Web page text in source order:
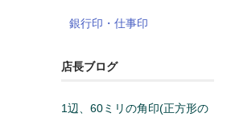
銀行印・仕事印
店長ブログ
1辺、60ミリの角印(正方形の